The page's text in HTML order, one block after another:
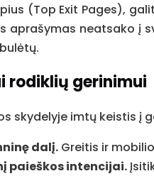
(Top Exit Pages),
aprašymas neatsako į
rodiklių gerinimui
skydelyje imtų keistis į
dalį. Greitis ir
paieškos intencijai.